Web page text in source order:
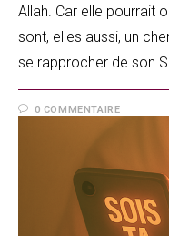
Allah. Car elle pourrait
sont, elles aussi, un
se rapprocher de son
0 COMMENTAIRE